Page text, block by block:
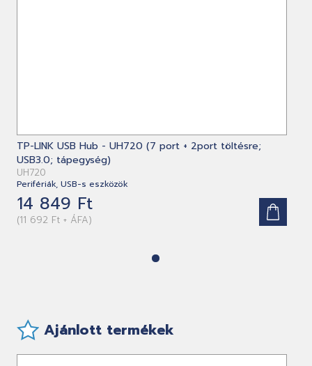
TP-LINK USB Hub - UH720 (7 port + 2port töltésre;
USB3.0; tápegység)
UH720
Perifériák, USB-s eszközök
14 849 Ft
(11 692 Ft + ÁFA)
Ajánlott termékek